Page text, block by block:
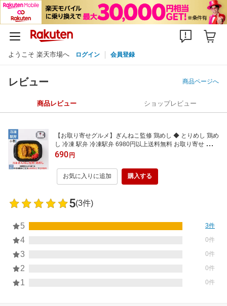
ようこそ 楽天市場へ ログイン 会員登録
レビュー 商品ページへ
商品レビュー ショップレビュー
【お取り寄せグルメ】ぎんねこ監修 鶏めし ◆ とりめし 鶏め
し 冷凍 駅弁 冷凍駅弁 6980円以上送料無料 お取り寄せ グル
メ 弁当 駅弁屋 祭 ご当地グルメ 名物 ギフト お中元 お歳暮
690円
お気に入りに追加 購入する
5(3件)
5 3件
4 0件
3 0件
2 0件
1 0件